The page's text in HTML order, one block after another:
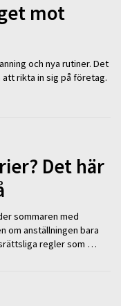
mot
och nya rutiner. Det
rikta in sig på företag.
Det här
sommaren med
om anställningen bara
regler som …